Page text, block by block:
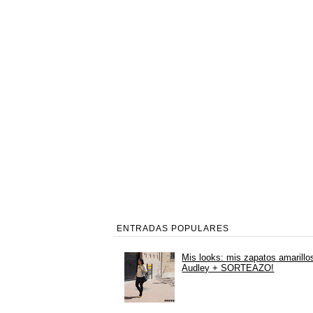
ENTRADAS POPULARES
Mis looks: mis zapatos
Audley + SORTEAZO!